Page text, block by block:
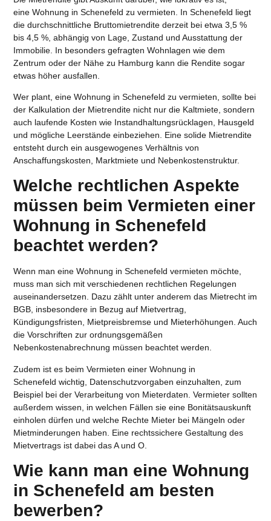
eineWohnung in Schenefeld zu vermieten . In Schenefeld liegt
die durchschnittliche Bruttomietrendite derzeit bei etwa 3,5 %
bis 4,5 %, abhängig von Lage, Zustand und Ausstattung der
Immobilie. In besonders gefragten Wohnlagen wie dem
Zentrum oder der Nähe zu Hamburg kann die Rendite sogar
etwas höher ausfallen.
Wer plant, eineWohnung in Schenefeld zu vermieten , sollte bei
der Kalkulation der Mietrendite nicht nur die Kaltmiete, sondern
auch laufende Kosten wie Instandhaltungsrücklagen, Hausgeld
und mögliche Leerstände einbeziehen. Eine solide Mietrendite
entsteht durch ein ausgewogenes Verhältnis von
Anschaffungskosten, Marktmiete und Nebenkostenstruktur.
Welche rechtlichen Aspekte
müssen beim Vermieten einer
Wohnung in Schenefeld
beachtet werden?
Wenn man eineWohnung in Schenefeld vermieten möchte,
muss man sich mit verschiedenen rechtlichen Regelungen
auseinandersetzen. Dazu zählt unter anderem das Mietrecht im
BGB, insbesondere in Bezug auf Mietvertrag,
Kündigungsfristen, Mietpreisbremse und Mieterhöhungen. Auch
die Vorschriften zur ordnungsgemäßen
Nebenkostenabrechnung müssen beachtet werden.
Zudem ist es beimVermieten einer Wohnung in
Schenefeld wichtig, Datenschutzvorgaben einzuhalten, zum
Beispiel bei der Verarbeitung von Mieterdaten. Vermieter sollten
außerdem wissen, in welchen Fällen sie eine Bonitätsauskunft
einholen dürfen und welche Rechte Mieter bei Mängeln oder
Mietminderungen haben. Eine rechtssichere Gestaltung des
Mietvertrags ist dabei das A und O.
Wie kann man eine Wohnung
in Schenefeld am besten
bewerben?